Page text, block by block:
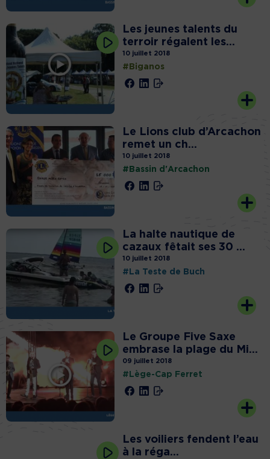
Les jeunes talents du
terroir régalent les...
10 juillet 2018
#Biganos
Le Lions club d’Arcachon
remet un ch...
10 juillet 2018
#Bassin d'Arcachon
La halte nautique de
cazaux fêtait ses 30 ...
10 juillet 2018
#La Teste de Buch
Le Groupe Five Saxe
embrase la plage du Mi...
09 juillet 2018
#Lège-Cap Ferret
Les voiliers fendent l’eau
à la réga...